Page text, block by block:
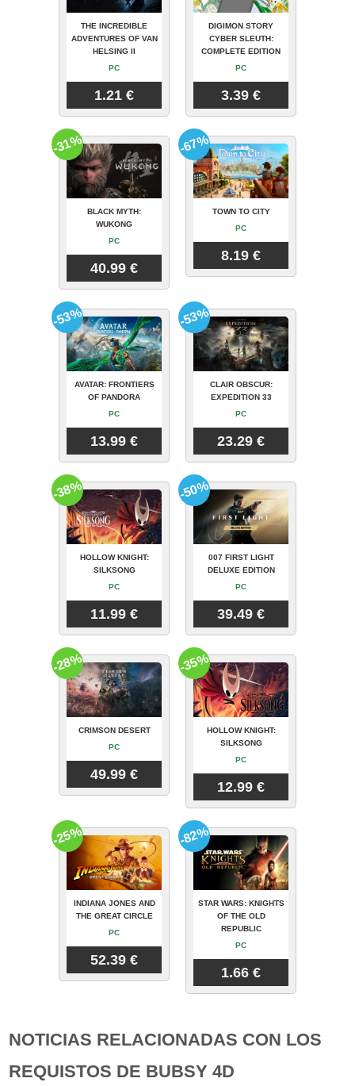
THE INCREDIBLE
ADVENTURES OF VAN
HELSING II
PC
1.21 €
DIGIMON STORY
CYBER SLEUTH:
COMPLETE EDITION
PC
3.39 €
BLACK MYTH:
WUKONG
PC
40.99 €
-31%
TOWN TO CITY
PC
8.19 €
-67%
AVATAR: FRONTIERS
OF PANDORA
PC
13.99 €
-53%
CLAIR OBSCUR:
EXPEDITION 33
PC
23.29 €
-53%
HOLLOW KNIGHT:
SILKSONG
PC
11.99 €
-38%
007 FIRST LIGHT
DELUXE EDITION
PC
39.49 €
-50%
CRIMSON DESERT
PC
49.99 €
-28%
HOLLOW KNIGHT:
SILKSONG
PC
12.99 €
-35%
INDIANA JONES AND
THE GREAT CIRCLE
PC
52.39 €
-25%
STAR WARS: KNIGHTS
OF THE OLD
REPUBLIC
PC
1.66 €
-82%
NOTICIAS RELACIONADAS CON LOS
REQUISTOS DE BUBSY 4D